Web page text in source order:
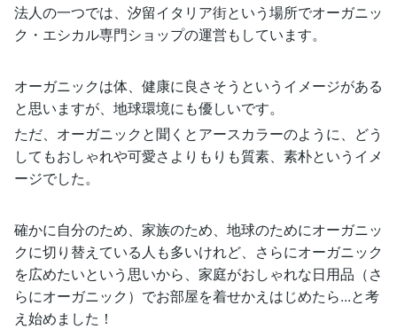
法人の一つでは、汐留イタリア街という場所でオーガニッ
ク・エシカル専門ショップの運営もしています。
オーガニックは体、健康に良さそうというイメージがある
と思いますが、地球環境にも優しいです。
ただ、オーガニックと聞くとアースカラーのように、どう
してもおしゃれや可愛さよりもりも質素、素朴というイメ
ージでした。
確かに自分のため、家族のため、地球のためにオーガニッ
クに切り替えている人も多いけれど、さらにオーガニック
を広めたいという思いから、家庭がおしゃれな日用品（さ
らにオーガニック）でお部屋を着せかえはじめたら...と考
え始めました！